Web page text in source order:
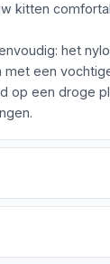
kitten
het
een
op een droge